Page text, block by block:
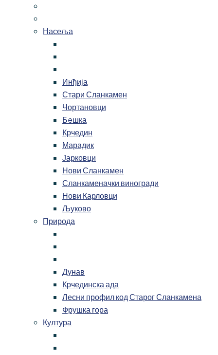
Насеља
Инђија
Стари Сланкамен
Чортановци
Бeшка
Крчедин
Марадик
Јарковци
Нови Сланкамен
Сланкаменачки виногради
Нови Карловци
Љуково
Природа
Дунав
Крчединска ада
Лесни профил код Старог Сланкамена
Фрушка гора
Култура